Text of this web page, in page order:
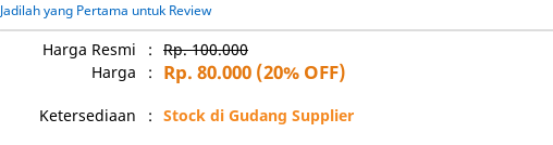
Jadilah yang Pertama untuk Review
Harga Resmi : Rp. 100.000
Harga
: Rp. 80.000 (20% OFF)
Ketersediaan : Stock di Gudang Supplier